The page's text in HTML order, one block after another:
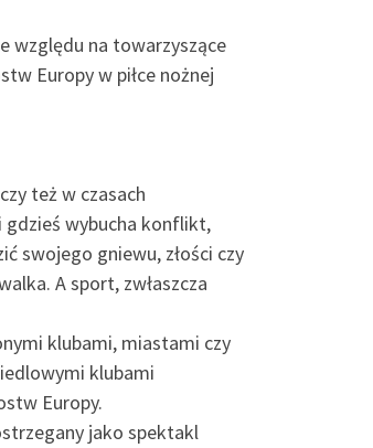
względu na towarzyszące
Europy w piłce nożnej
też w czasach
gdzieś wybucha konflikt,
swojego gniewu, złości czy
A sport, zwłaszcza
klubami, miastami czy
klubami
Europy.
jako spektakl